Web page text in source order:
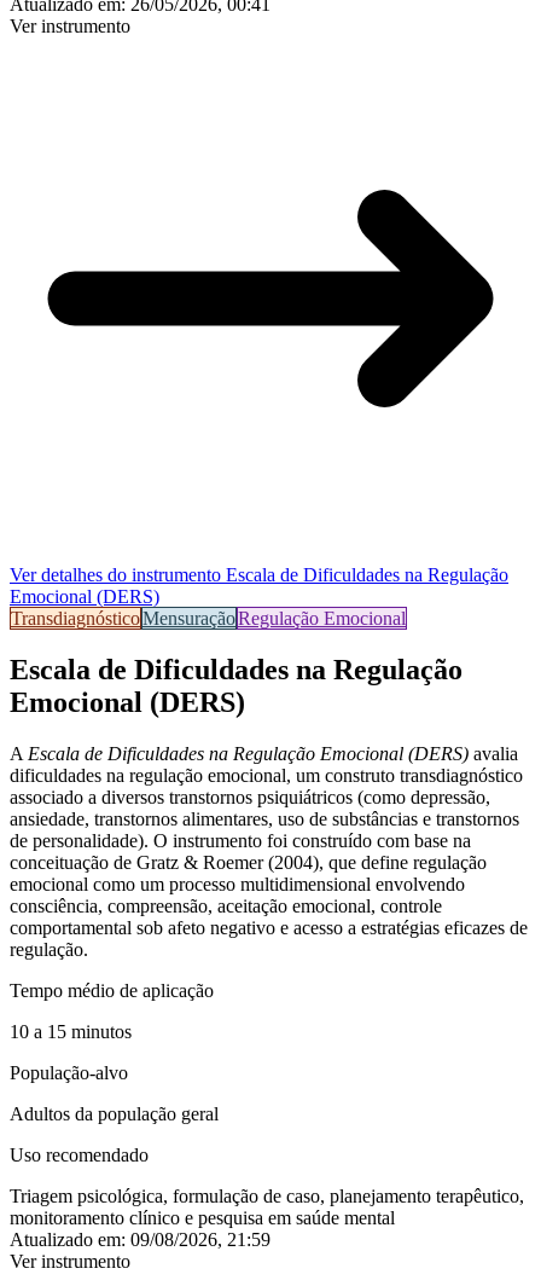
Atualizado em: 26/05/2026, 00:41
Ver instrumento
Ver detalhes do instrumento Escala de Dificuldades na Regulação
Emocional (DERS)
TransdiagnósticoMensuraçãoRegulação Emocional
Escala de Dificuldades na Regulação
Emocional (DERS)
A Escala de Dificuldades na Regulação Emocional (DERS) avalia
dificuldades na regulação emocional, um construto transdiagnóstico
associado a diversos transtornos psiquiátricos (como depressão,
ansiedade, transtornos alimentares, uso de substâncias e transtornos
de personalidade). O instrumento foi construído com base na
conceituação de Gratz & Roemer (2004), que define regulação
emocional como um processo multidimensional envolvendo
consciência, compreensão, aceitação emocional, controle
comportamental sob afeto negativo e acesso a estratégias eficazes de
regulação.
Tempo médio de aplicação
10 a 15 minutos
População-alvo
Adultos da população geral
Uso recomendado
Triagem psicológica, formulação de caso, planejamento terapêutico,
monitoramento clínico e pesquisa em saúde mental
Atualizado em: 09/08/2026, 21:59
Ver instrumento